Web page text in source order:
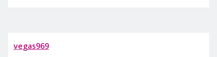
vegas969